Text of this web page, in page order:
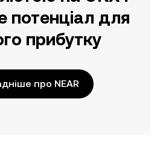
потенціал для
прибутку
про NEAR